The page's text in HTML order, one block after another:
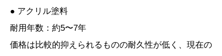
● アクリル塗料
耐用年数：約5〜7年
価格は比較的抑えられるものの耐久性が低く、現在の